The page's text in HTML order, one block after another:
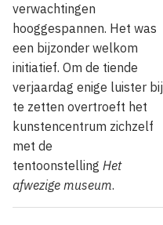
verwachtingen
hooggespannen. Het was
een bijzonder welkom
initiatief. Om de tiende
verjaardag enige luister bij
te zetten overtroeft het
kunstencentrum zichzelf
met de
tentoonstelling Het
afwezige museum.